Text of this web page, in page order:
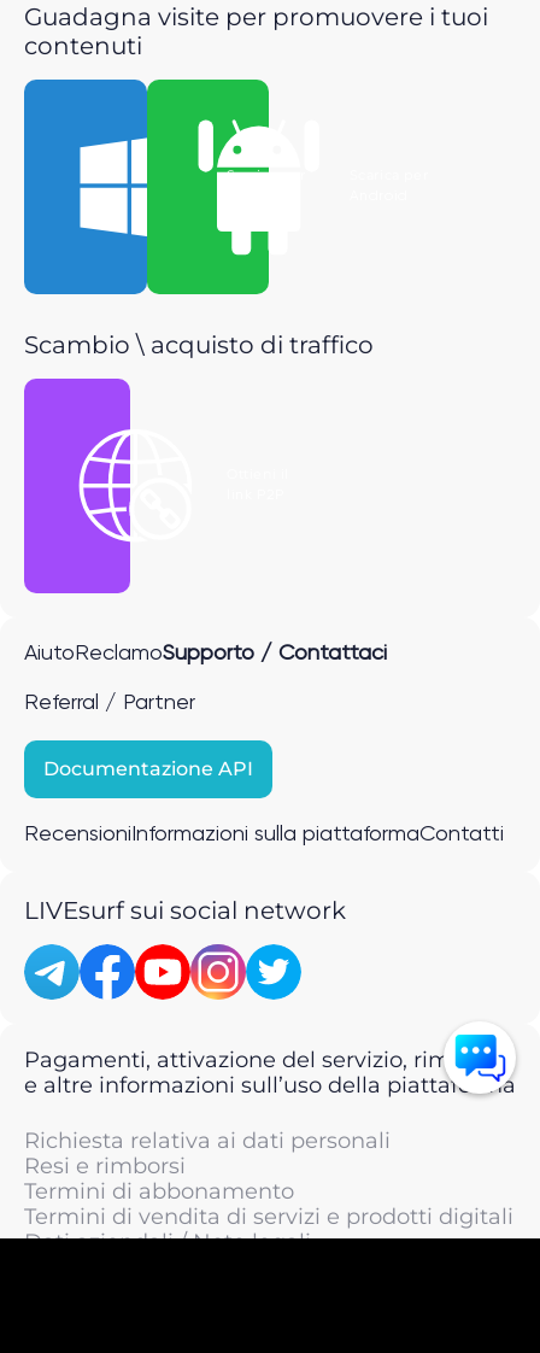
Guadagna visite per promuovere i tuoi
contenuti
Scarica per
Scambio \ acquisto di traffico
Aiuto ReclamoSupporto / Contattaci
Referral / Partner
Documentazione API
Recensioni Informazioni sulla piattaformaContatti
LIVEsurf sui social network
Pagamenti, attivazione del servizio, rimborsi
e altre informazioni sull’uso della piattaforma
Richiesta relativa ai dati personali
Resi e rimborsi
Termini di abbonamento
Termini di vendita di servizi e prodotti digitali
Dati aziendali / Note legali